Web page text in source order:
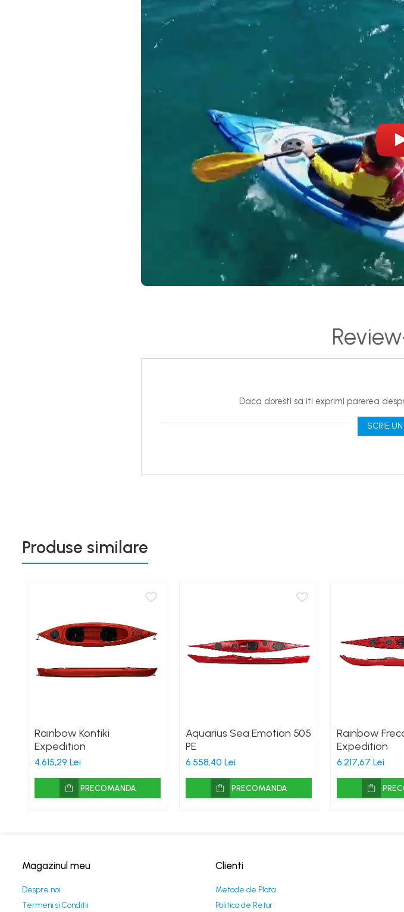
Daca doresti sa iti exprimi parerea
SCRIE
Produse similare
Rainbow Kontiki
Expedition
4.615,29 Lei
PRECOMANDA
Aquarius Sea Emotion 505
PE
6.558,40 Lei
PRECOMANDA
Rainbow
Expedition
6.217,67 Lei
Magazinul meu
Despre noi
Termeni si Conditii
Clienti
Metode de Plata
Politica de Retur